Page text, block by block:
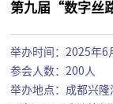
第九届“数字丝
举办时间：2025年6
参会人数：200人
举办地点：成都兴